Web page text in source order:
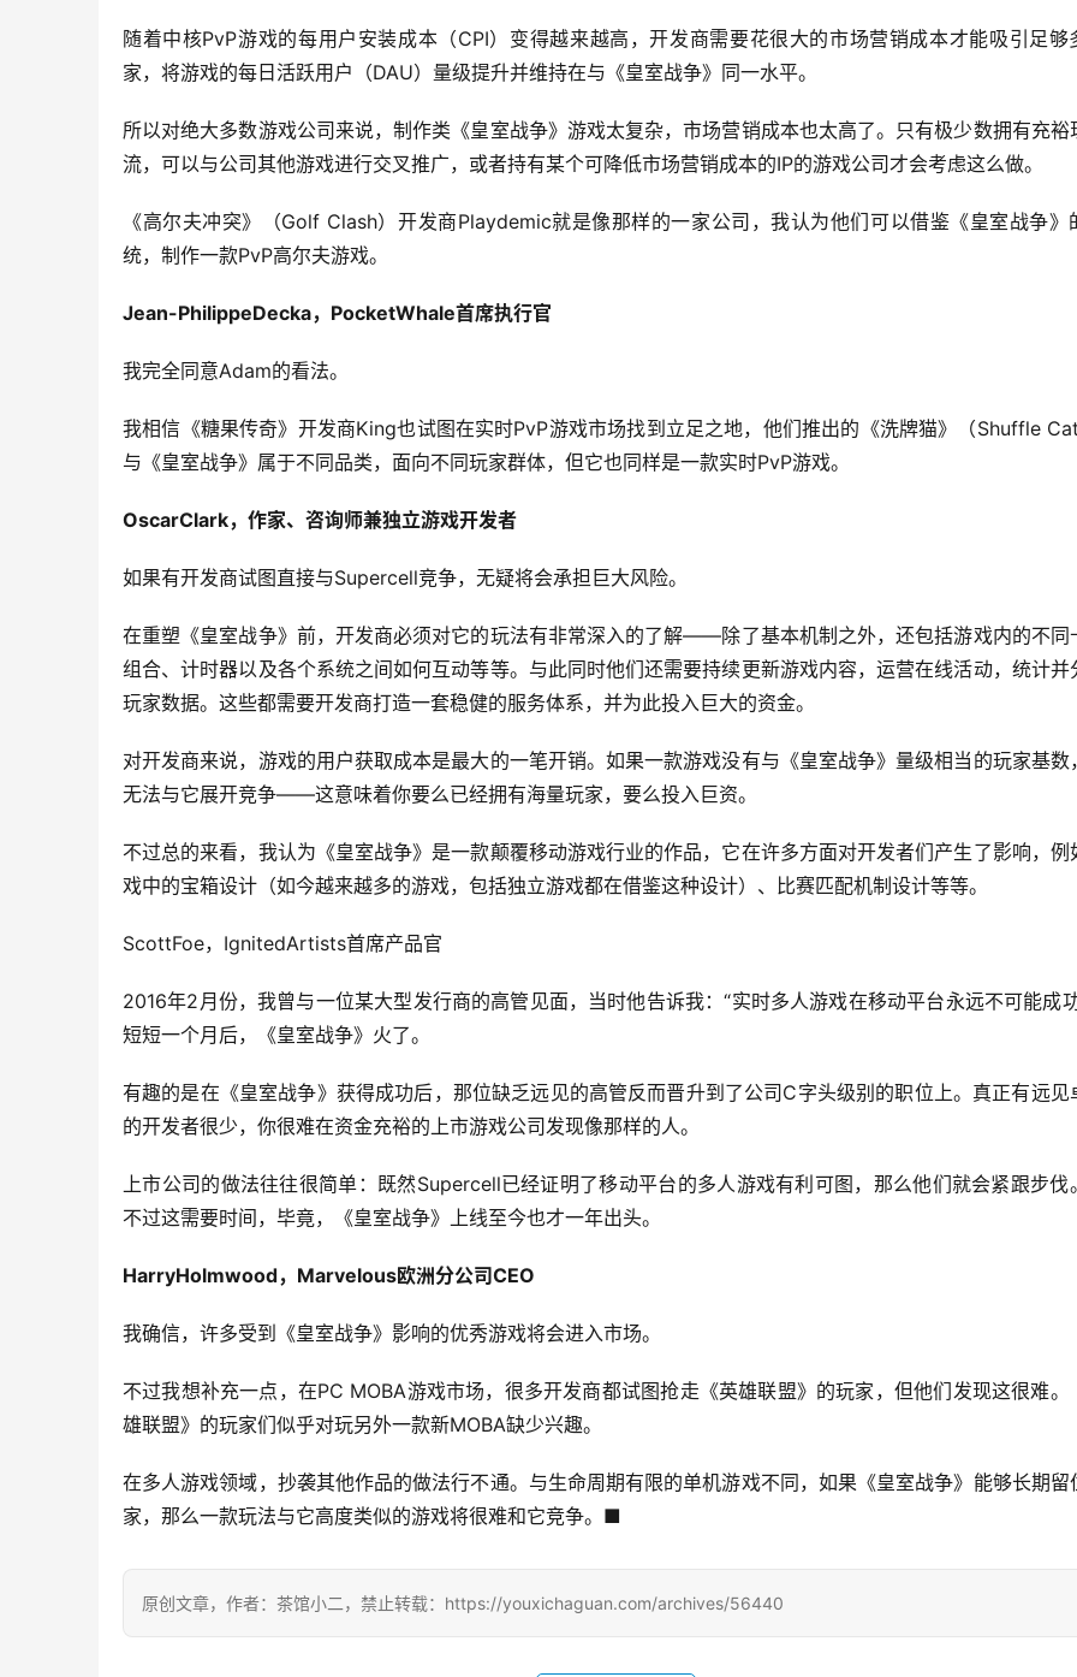
随着中核PvP游戏的每用户安装成本（CPI）变得越来越高，开发商需要花很大的市场营销成本才能吸引足够
家，将游戏的每日活跃用户（DAU）量级提升并维持在与《皇室战争》同一水平。
所以对绝大多数游戏公司来说，制作类《皇室战争》游戏太复杂，市场营销成本也太高了。只有极少数拥有充裕
流，可以与公司其他游戏进行交叉推广，或者持有某个可降低市场营销成本的IP的游戏公司才会考虑这么做。
《高尔夫冲突》（Golf Clash）开发商Playdemic就是像那样的一家公司，我认为他们可以借鉴《皇室战争》
统，制作一款PvP高尔夫游戏。
Jean-PhilippeDecka，PocketWhale首席执行官
我完全同意Adam的看法。
我相信《糖果传奇》开发商King也试图在实时PvP游戏市场找到立足之地，他们推出的《洗牌猫》（Shuffle
与《皇室战争》属于不同品类，面向不同玩家群体，但它也同样是一款实时PvP游戏。
OscarClark，作家、咨询师兼独立游戏开发者
如果有开发商试图直接与Supercell竞争，无疑将会承担巨大风险。
在重塑《皇室战争》前，开发商必须对它的玩法有非常深入的了解——除了基本机制之外，还包括游戏内的不同
组合、计时器以及各个系统之间如何互动等等。与此同时他们还需要持续更新游戏内容，运营在线活动，统计并
玩家数据。这些都需要开发商打造一套稳健的服务体系，并为此投入巨大的资金。
对开发商来说，游戏的用户获取成本是最大的一笔开销。如果一款游戏没有与《皇室战争》量级相当的玩家基数
无法与它展开竞争——这意味着你要么已经拥有海量玩家，要么投入巨资。
不过总的来看，我认为《皇室战争》是一款颠覆移动游戏行业的作品，它在许多方面对开发者们产生了影响，例
戏中的宝箱设计（如今越来越多的游戏，包括独立游戏都在借鉴这种设计）、比赛匹配机制设计等等。
ScottFoe，IgnitedArtists首席产品官
2016年2月份，我曾与一位某大型发行商的高管见面，当时他告诉我：“实时多人游戏在移动平台永远不可能成
短短一个月后，《皇室战争》火了。
有趣的是在《皇室战争》获得成功后，那位缺乏远见的高管反而晋升到了公司C字头级别的职位上。真正有远见
的开发者很少，你很难在资金充裕的上市游戏公司发现像那样的人。
上市公司的做法往往很简单：既然Supercell已经证明了移动平台的多人游戏有利可图，那么他们就会紧跟步伐
不过这需要时间，毕竟，《皇室战争》上线至今也才一年出头。
HarryHolmwood，Marvelous欧洲分公司CEO
我确信，许多受到《皇室战争》影响的优秀游戏将会进入市场。
不过我想补充一点，在PC MOBA游戏市场，很多开发商都试图抢走《英雄联盟》的玩家，但他们发现这很难。
雄联盟》的玩家们似乎对玩另外一款新MOBA缺少兴趣。
在多人游戏领域，抄袭其他作品的做法行不通。与生命周期有限的单机游戏不同，如果《皇室战争》能够长期留
家，那么一款玩法与它高度类似的游戏将很难和它竞争。■
原创文章，作者：茶馆小二，禁止转载：https://youxichaguan.com/archives/56440